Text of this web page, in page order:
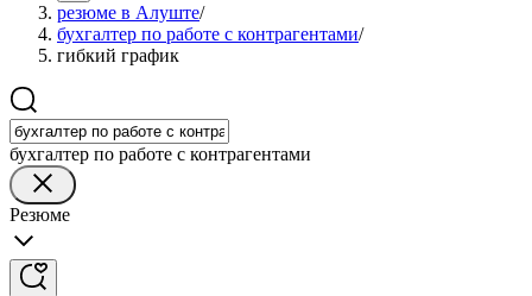
резюме в Алуште/
бухгалтер по работе с контрагентами/
гибкий график
бухгалтер по работе с контрагентами
Резюме